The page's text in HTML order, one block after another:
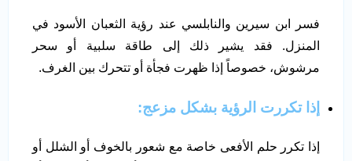
فسر ابن سيرين والنابلسي عند رؤية الثعبان الأسود في
المنزل. فقد يشير ذلك إلى طاقة سلبية أو سحر
مرشوش، خصوصاً إذا ظهرت فجأة أو تتحرك بين الغرف.
إذا تكررت الرؤية بشكل مزعج:
إذا تكرر حلم الأفعى خاصة مع شعور بالخوف أو الشلل أو